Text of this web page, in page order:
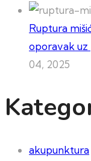
Ruptura
oporavak uz
04, 2025
akupunktura